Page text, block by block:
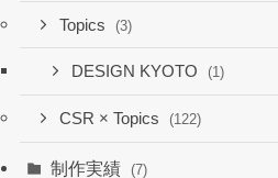
Topics (3)
DESIGN KYOTO (1)
CSR × Topics (122)
制作実績 (7)